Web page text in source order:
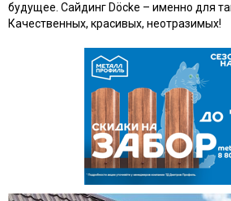
будущее. Сайдинг Döcke – именно для
Качественных, красивых, неотразимых!